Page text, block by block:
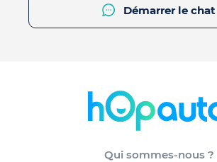
Démarrer le chat
Qui sommes-nous ?